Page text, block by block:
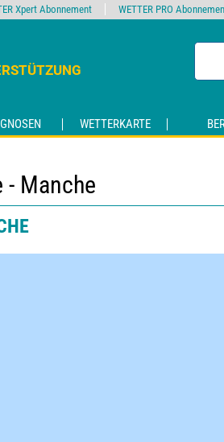
WETTERKARTE
- Manche
Xpert Abonnement WETTER PRO